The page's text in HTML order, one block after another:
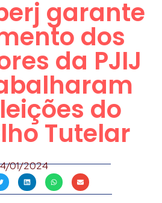
garante
dos
da PJIJ
do
Tutelar
01/2024